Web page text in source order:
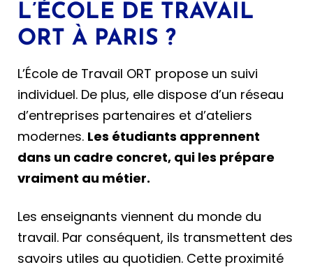
L’ÉCOLE DE TRAVAIL
ORT À PARIS ?
L’École de Travail ORT propose un suivi
individuel. De plus, elle dispose d’un réseau
d’entreprises partenaires et d’ateliers
modernes. Les étudiants apprennent
dans un cadre concret, qui les prépare
vraiment au métier.
Les enseignants viennent du monde du
travail. Par conséquent, ils transmettent des
savoirs utiles au quotidien. Cette proximité